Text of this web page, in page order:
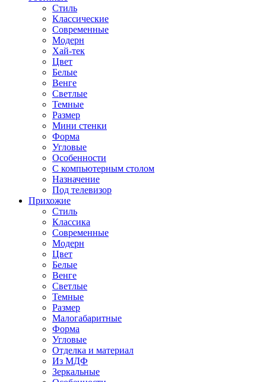
Стиль
Классические
Современные
Модерн
Хай-тек
Цвет
Белые
Венге
Светлые
Темные
Размер
Мини стенки
Форма
Угловые
Особенности
С компьютерным столом
Назначение
Под телевизор
Прихожие
Стиль
Классика
Современные
Модерн
Цвет
Белые
Венге
Светлые
Темные
Размер
Малогабаритные
Форма
Угловые
Отделка и материал
Из МДФ
Зеркальные